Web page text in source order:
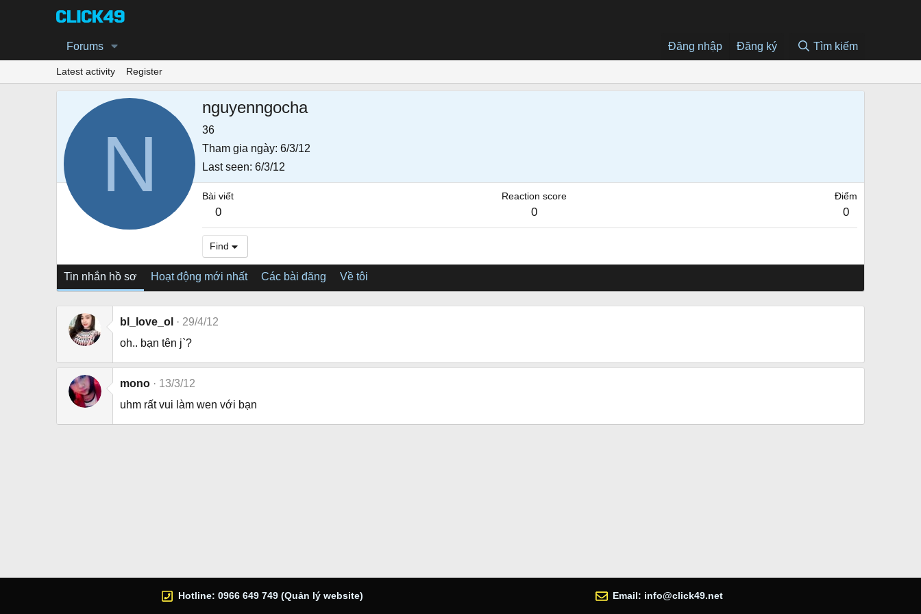
Forums Đăng nhập Đăng ký Tìm kiếm
Latest activity Register
N
nguyenngocha
36
Tham gia ngày 6/3/12
Last seen 6/3/12
Bài viết
0
Reaction score
0
Điểm
0
Find
Tin nhắn hồ sơ Hoạt động mới nhất Các bài đăng Về tôi
bl_love_ol
29/4/12
oh.. bạn tên j`?
mono
13/3/12
uhm rất vui làm wen với bạn
Hotline: 0966 649 749 (Quản lý website) Email: info@click49.net